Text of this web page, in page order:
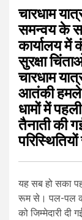
चारधाम
समन्वय के
कार्यालय
सुरक्षा
चारधाम
आतंकी हमले
धामों में
तैनाती की
यह सब हो सका
रूम से। पल-पल
को जिम्मेदारी